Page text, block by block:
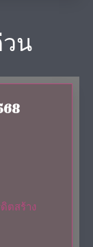
น
ตสร้าง